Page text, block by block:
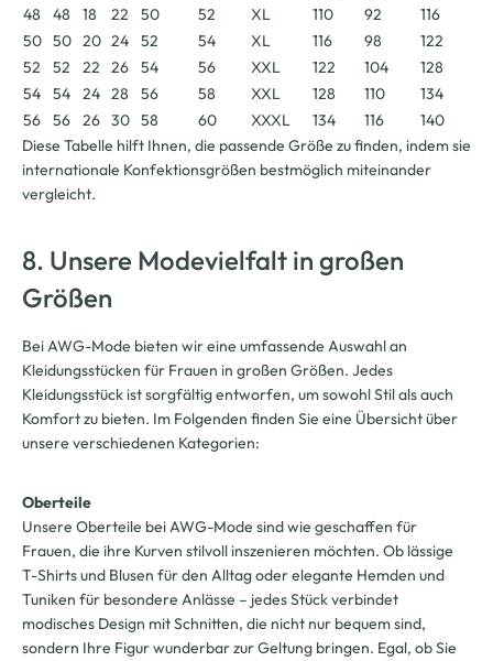
48
48 18 22 50 52 XL 110 92
116
50 50 20 24 52 54 XL 116 98
122
52
52 22 26 54 56 XXL 122 104
128
54
54 24 28 56 58 XXL 128 110
134
56
56 26 30 58 60 XXXL 134 116
140
Diese Tabelle hilft Ihnen, die passende Größe zu finden, indem sie
internationale Konfektionsgrößen bestmöglich miteinander
vergleicht.
8. Unsere Modevielfalt in großen
Größen
Bei AWG-Mode bieten wir eine umfassende Auswahl an
Kleidungsstücken für Frauen in großen Größen. Jedes
Kleidungsstück ist sorgfältig entworfen, um sowohl Stil als auch
Komfort zu bieten. Im Folgenden finden Sie eine Übersicht über
unsere verschiedenen Kategorien:
Oberteile
Unsere Oberteile bei AWG-Mode sind wie geschaffen für
Frauen, die ihre Kurven stilvoll inszenieren möchten. Ob lässige
T-Shirts und Blusen für den Alltag oder elegante Hemden und
Tuniken für besondere Anlässe – jedes Stück verbindet
modisches Design mit Schnitten, die nicht nur bequem sind,
sondern Ihre Figur wunderbar zur Geltung bringen. Egal, ob Sie